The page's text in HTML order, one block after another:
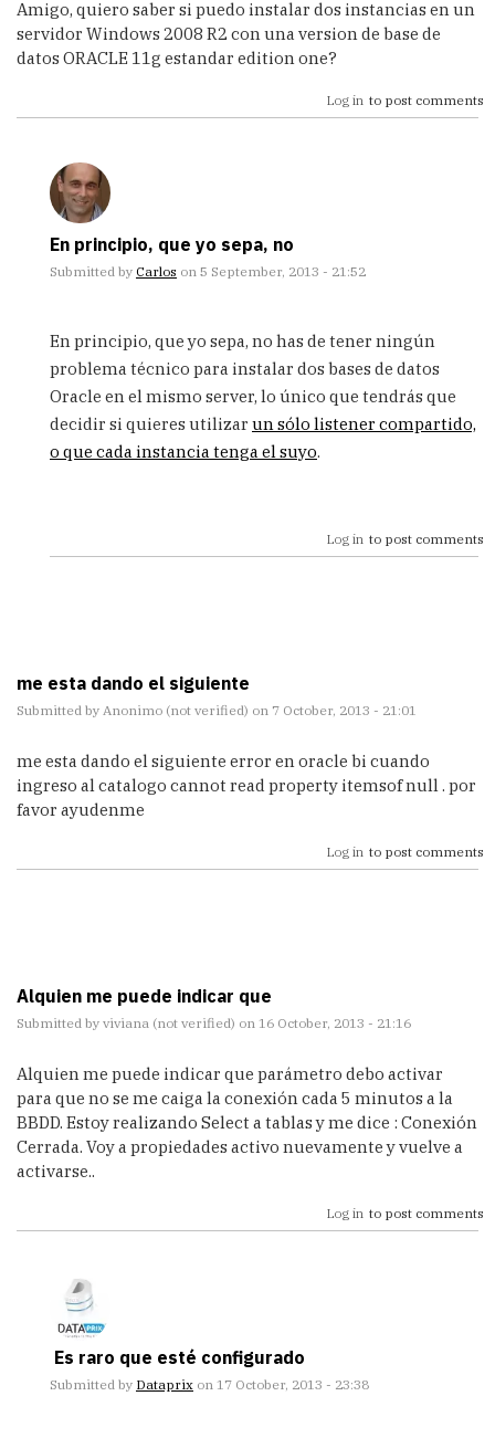
Amigo, quiero saber si puedo instalar dos instancias en un
servidor Windows 2008 R2 con una version de base de
datos ORACLE 11g estandar edition one?
Log in to post comments
En principio, que yo sepa, no
Submitted by Carlos on 5 September, 2013 - 21:52
reply
Amigo,
quiero
saber
puedo
verified)
En principio, que yo sepa, no has de tener ningún
problema técnico para instalar dos bases de datos
Oracle en el mismo server, lo único que tendrás que
decidir si quieres utilizar un sólo listener compartido,
o que cada instancia tenga el suyo.
Log in to post comments
me esta dando el siguiente
Submitted by Anonimo (not verified) on 7 October, 2013 - 21:01
me esta dando el siguiente error en oracle bi cuando
ingreso al catalogo cannot read property itemsof null . por
favor ayudenme
Log in to post comments
Alquien me puede indicar que
Submitted by viviana (not verified) on 16 October, 2013 - 21:16
Alquien me puede indicar que parámetro debo activar
para que no se me caiga la conexión cada 5 minutos a la
BBDD. Estoy realizando Select a tablas y me dice : Conexión
Cerrada. Voy a propiedades activo nuevamente y vuelve a
activarse..
Log in to post comments
Es raro que esté configurado
Submitted by Dataprix on 17 October, 2013 - 23:38